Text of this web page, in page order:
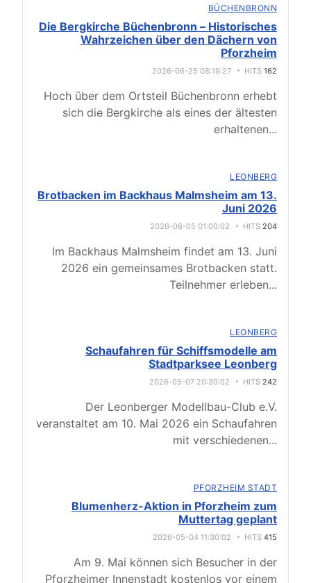
BÜCHENBRONN
Die Bergkirche Büchenbronn – Historisches
Wahrzeichen über den Dächern von
Pforzheim
2026-06-25 08:19:27 HITS 162
Hoch über dem Ortsteil Büchenbronn erhebt
sich die Bergkirche als eines der ältesten
erhaltenen...
LEONBERG
Brotbacken im Backhaus Malmsheim am 13.
Juni 2026
2026-06-05 01:00:02 HITS 204
Im Backhaus Malmsheim findet am 13. Juni
2026 ein gemeinsames Brotbacken statt.
Teilnehmer erleben...
LEONBERG
Schaufahren für Schiffsmodelle am
Stadtparksee Leonberg
2026-05-07 20:30:02 HITS 242
Der Leonberger Modellbau-Club e.V.
veranstaltet am 10. Mai 2026 ein Schaufahren
mit verschiedenen...
PFORZHEIM STADT
Blumenherz-Aktion in Pforzheim zum
Muttertag geplant
2026-05-04 11:30:02 HITS 415
Am 9. Mai können sich Besucher in der
Pforzheimer Innenstadt kostenlos vor einem